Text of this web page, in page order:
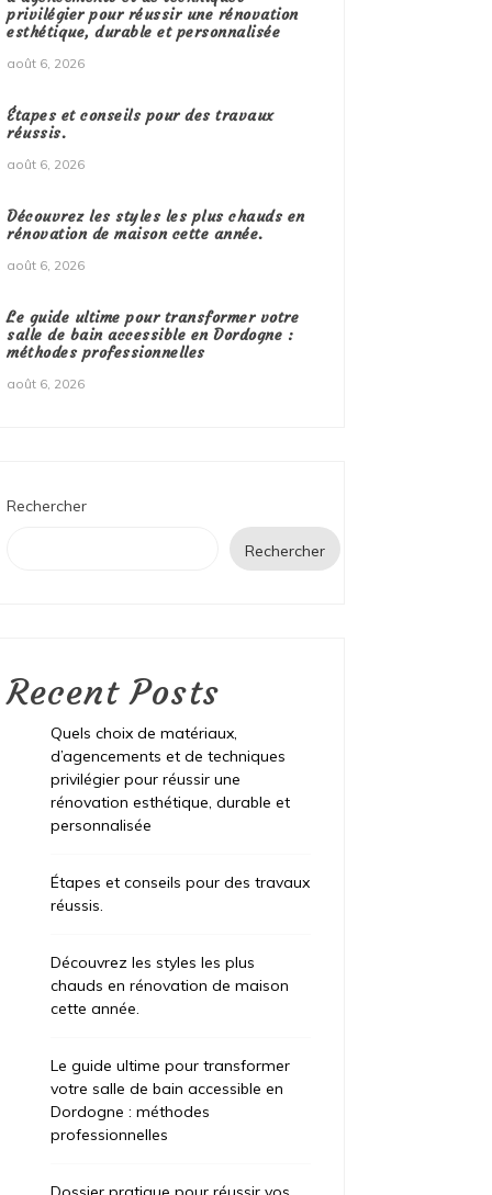
privilégier pour réussir une rénovation
esthétique, durable et personnalisée
août 6, 2026
Étapes et conseils pour des travaux
réussis.
août 6, 2026
Découvrez les styles les plus chauds en
rénovation de maison cette année.
août 6, 2026
Le guide ultime pour transformer votre
salle de bain accessible en Dordogne :
méthodes professionnelles
août 6, 2026
Rechercher
Rechercher
Recent Posts
Quels choix de matériaux,
d’agencements et de techniques
privilégier pour réussir une
rénovation esthétique, durable et
personnalisée
Étapes et conseils pour des travaux
réussis.
Découvrez les styles les plus
chauds en rénovation de maison
cette année.
Le guide ultime pour transformer
votre salle de bain accessible en
Dordogne : méthodes
professionnelles